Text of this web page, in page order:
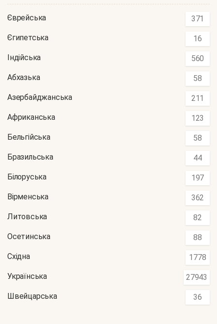
Єврейська 371
Єгипетська 16
Індійська 560
Абхазька 58
Азербайджанська 211
Африканська 123
Бельгійська 58
Бразильська 44
Білоруська 197
Вірменська 362
Литовська 82
Осетинська 88
Східна 1778
Українська 27943
Швейцарська 36